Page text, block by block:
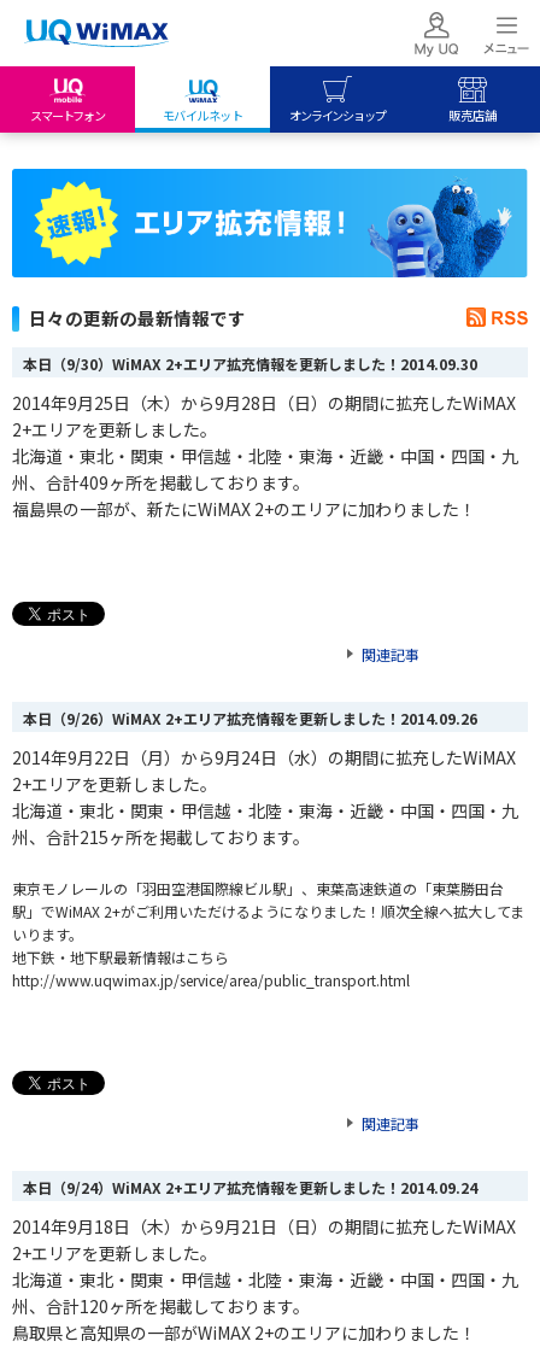
スマートフォン モバイルネット オンラインショップ 販売店舗
My UQ mobile
UQ mobile
UQ WiMAX
UQ WiMAX
日々の更新の最新情報です
本日（9/30）WiMAX 2+エリア拡充情報を更新しました！ 2014.09.30
2014年9月25日（木）から9月28日（日）の期間に拡充したWiMAX
2+エリアを更新しました。
北海道・東北・関東・甲信越・北陸・東海 ・ 近畿・中国・四国・九
州、合計409ヶ所を掲載しております。
福島県の一部が、新たにWiMAX 2+のエリアに加わりました！
関連記事
本日（9/26）WiMAX 2+エリア拡充情報を更新しました！ 2014.09.26
2014年9月22日（月）から9月24日（水）の期間に拡充したWiMAX
2+エリアを更新しました。
北海道・東北・関東・甲信越・北陸・東海 ・ 近畿・中国・四国・九
州、合計215ヶ所を掲載しております。
東京モノレールの「羽田空港国際線ビル駅」、東葉高速鉄道の「東葉勝田台
駅」でWiMAX 2+がご利用いただけるようになりました！順次全線へ拡大してま
いります。
地下鉄・地下駅最新情報はこちら
http://www.uqwimax.jp/service/area/public_transport.html
関連記事
本日（9/24）WiMAX 2+エリア拡充情報を更新しました！ 2014.09.24
2014年9月18日（木）から9月21日（日）の期間に拡充したWiMAX
2+エリアを更新しました。
北海道・東北・関東・甲信越・北陸・東海 ・ 近畿・中国・四国・九
州、合計120ヶ所を掲載しております。
鳥取県と高知県の一部がWiMAX 2+のエリアに加わりました！